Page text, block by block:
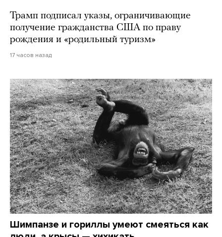
Трамп подписал указы, ограничивающие
получение гражданства США по праву
рождения и «родильный туризм»
17 часов назад
Шимпанзе и гориллы умеют смеяться как